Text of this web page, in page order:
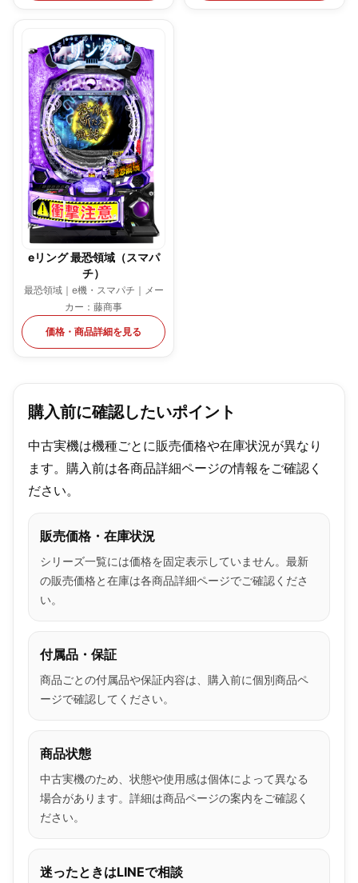
eリング 最恐領域（スマパ
チ）
最恐領域｜e機・スマパチ｜メー
カー：藤商事
価格・商品詳細を見る
購入前に確認したいポイント
中古実機は機種ごとに販売価格や在庫状況が異なり
ます。購入前は各商品詳細ページの情報をご確認く
ださい。
販売価格・在庫状況
シリーズ一覧には価格を固定表示していません。最新
の販売価格と在庫は各商品詳細ページでご確認くださ
い。
付属品・保証
商品ごとの付属品や保証内容は、購入前に個別商品ペ
ージで確認してください。
商品状態
中古実機のため、状態や使用感は個体によって異なる
場合があります。詳細は商品ページの案内をご確認く
ださい。
迷ったときはLINEで相談